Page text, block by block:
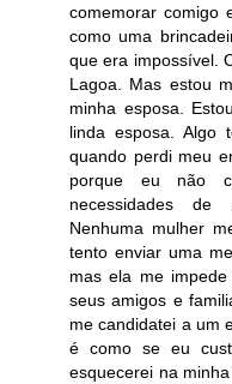
comemorar comigo
como uma
que era impossível.
Lagoa. Mas estou
minha esposa.
linda esposa. Algo
quando perdi meu
porque eu não
necessidades de
Nenhuma mulher
tento enviar uma
mas ela me
seus amigos e
me candidatei a um
é como se eu
esquecerei na